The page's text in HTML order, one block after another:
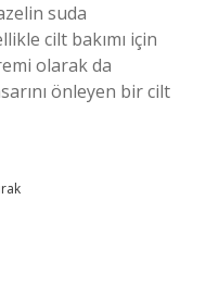
suda
cilt bakımı için
olarak da
önleyen bir cilt